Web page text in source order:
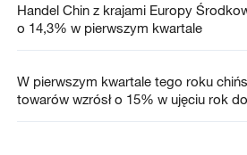
Handel Chin z krajami Europy
o 14,3% w pierwszym kwartale
W pierwszym kwartale tego roku
towarów wzrósł o 15% w ujęciu rok